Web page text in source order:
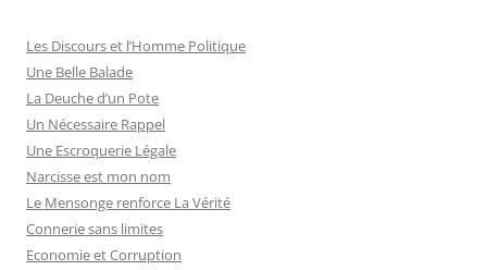
Les Discours et l’Homme Politique
Une Belle Balade
La Deuche d’un Pote
Un Nécessaire Rappel
Une Escroquerie Légale
Narcisse est mon nom
Le Mensonge renforce La Vérité
Connerie sans limites
Economie et Corruption